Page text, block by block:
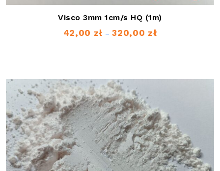
Visco 3mm 1cm/s HQ (1m)
42,00 zł – 320,00 złZakres